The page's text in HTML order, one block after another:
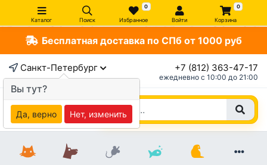
Каталог Поиск
0
Избранное Войти
0
Корзина
Бесплатная доставка по СПб от 1000 руб
Санкт-Петербург +7 (812) 363-47-17
ежедневно c 10:00 до 21:00
Вы тут?
Да, верно Нет, изменить